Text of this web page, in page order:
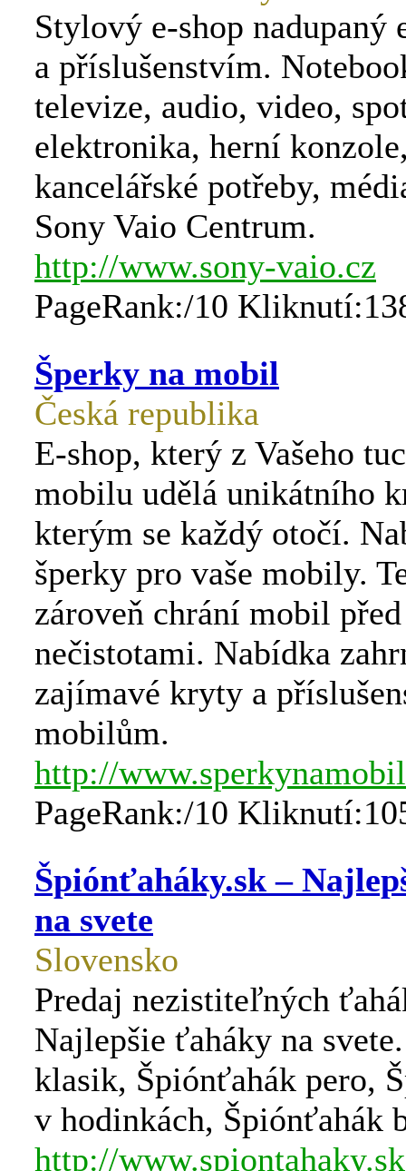
Stylový e-shop nadupaný
a příslušenstvím.
televize, audio, video,
elektronika, herní
kancelářské potřeby,
Sony Vaio Centrum.
http://www.sony-vaio.cz
PageRank:/10
Šperky na mobil
Česká republika
E-shop, který z Vašeho
mobilu udělá unikátního
kterým se každý otočí.
šperky pro vaše mobily.
zároveň chrání mobil
nečistotami. Nabídka
zajímavé kryty a
mobilům.
http://
PageRank:/10
Špiónťaháky.sk –
na svete
Slovensko
Predaj nezistiteľných
Najlepšie ťaháky na
klasik, Špiónťahák pero,
v hodinkách, Špiónťahák
http://www.spiontahaky.sk